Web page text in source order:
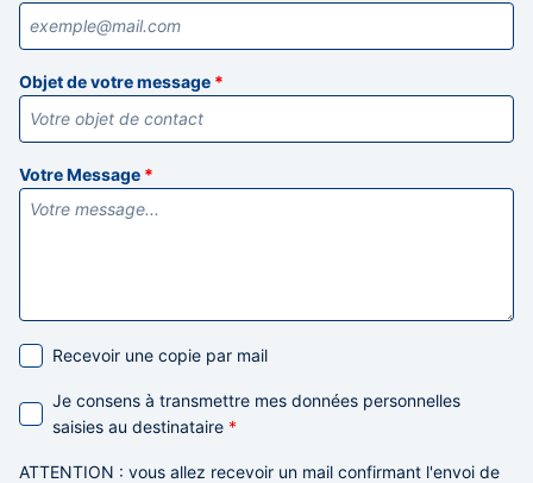
Objet de votre message *
Votre Message *
Recevoir une copie par mail
Je consens à transmettre mes données personnelles
saisies au destinataire *
ATTENTION : vous allez recevoir un mail confirmant l'envoi de